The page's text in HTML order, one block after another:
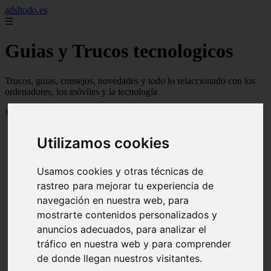
Utilizamos cookies
Usamos cookies y otras técnicas de
rastreo para mejorar tu experiencia de
navegación en nuestra web, para
mostrarte contenidos personalizados y
anuncios adecuados, para analizar el
tráfico en nuestra web y para comprender
de donde llegan nuestros visitantes.
adsltodo.es
☰
Guias y Trucos tecnologicos
Trucos, guias, consejos, novedades y todo lo relaccionado con los
ordenadores, los móviles y la tecnología
Mostrando 1 - 24 de 148 artículos
Newskill Kitsune Review 【Análisis en Español】